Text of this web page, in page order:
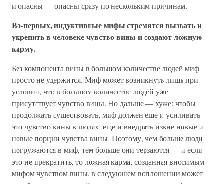
и опасны — опасны сразу по нескольким причинам.
Во-первых, индуктивные мифы стремятся вызвать и
укрепить в человеке чувство вины и создают ложную
карму.
Без компонента вины в большом количестве людей миф
просто не удержится. Миф может возникнуть лишь при
условии, что в большом количестве людей уже
присутствует чувство вины. Но дальше — хуже: чтобы
продолжать существовать, миф должен еще и усиливать
это чувство вины в людях, еще и внедрять извне новые и
новые порции чувства вины! Поэтому, чем больше люди
погружаются в миф, тем больше они терзаются — и если
это не прекратить, то ложная карма, созданная вносимым
мифом чувством вины, в следующем воплощении может